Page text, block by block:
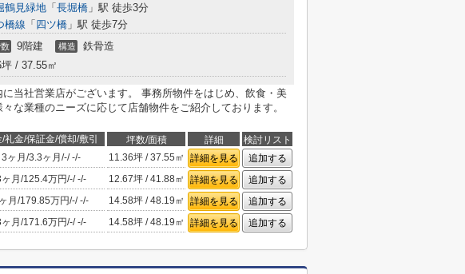
鶴見緑地 「 長堀橋 」駅 徒歩3分
橋線 「 四ツ橋 」駅 徒歩7分
9階建 構造 鉄骨造
/ 37.55㎡
当社営業店がございます。 事務所物件をはじめ、飲食・美
な業種のニーズに応じて店舗物件をご紹介しております。
礼金/保証金/償却/敷引 坪数/面積 詳細
検討リスト
3ヶ月 /3.3ヶ月 /-/-/- 11.36坪 / 37.55㎡ 詳細を見る
追加する
月 /125.4万円/-/-/- 12.67坪 / 41.88㎡ 詳細を見る
追加する
月 /179.85万円/-/-/- 14.58坪 / 48.19㎡ 詳細を見る
追加する
月 /171.6万円/-/-/- 14.58坪 / 48.19㎡ 詳細を見る 追加する